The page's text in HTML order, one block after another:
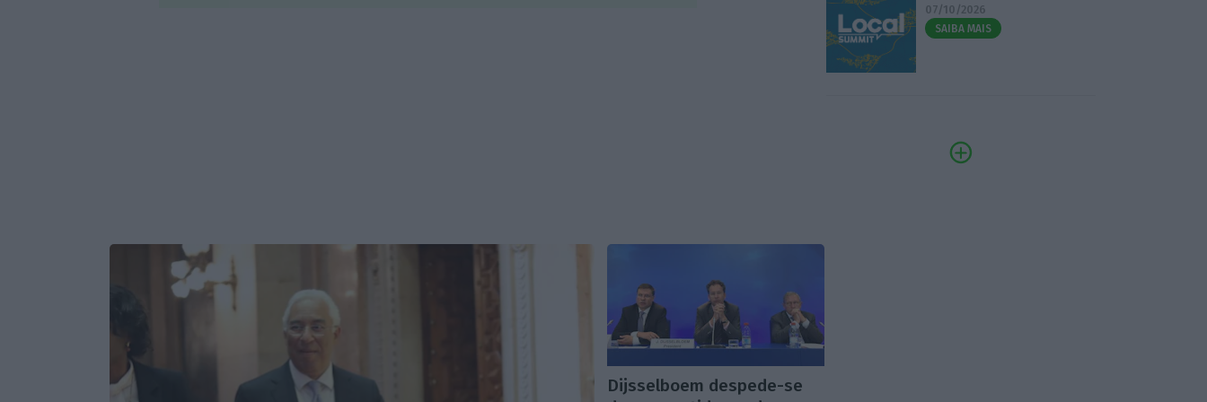
07/10/2026
SAIBA MAIS
Dijsselboem despede-se